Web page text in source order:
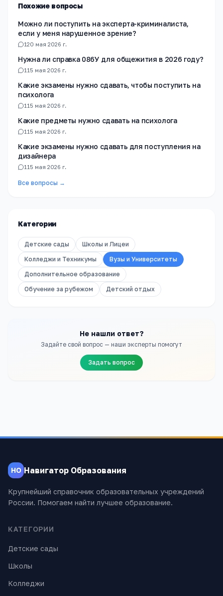
Похожие вопросы
Можно ли поступить на эксперта-криминалиста,
если у меня нарушенное зрение?
120 мая 2026 г.
Нужна ли справка 086У для общежития в 2026 году?
1 15 мая 2026 г.
Какие экзамены нужно сдавать, чтобы поступить на
психолога
1 15 мая 2026 г.
Какие предметы нужно сдавать на психолога
1 15 мая 2026 г.
Какие экзамены нужно сдавать для поступления на
дизайнера
1 15 мая 2026 г.
Все вопросы →
Категории
Детские сады
Школы и Лицеи
Колледжи и Техникумы
Вузы и Университеты
Дополнительное образование
Обучение за рубежом
Детский отдых
Не нашли ответ?
Задайте свой вопрос — наши эксперты помогут
Задать вопрос
НО Навигатор Образования
Крупнейший справочник образовательных учреждений
России. Помогаем найти лучшее образование.
КАТЕГОРИИ
Детские сады
Школы
Колледжи